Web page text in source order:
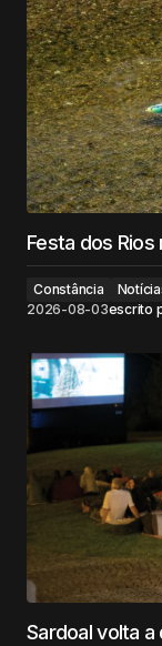
Festa dos
Constância
2026-08-03escrito
Sardoal volta